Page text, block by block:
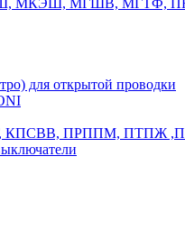
МКЭШ, МГШВ, МГТФ,
для открытой проводки
КПСВВ, ПРППМ, ПТПЖ